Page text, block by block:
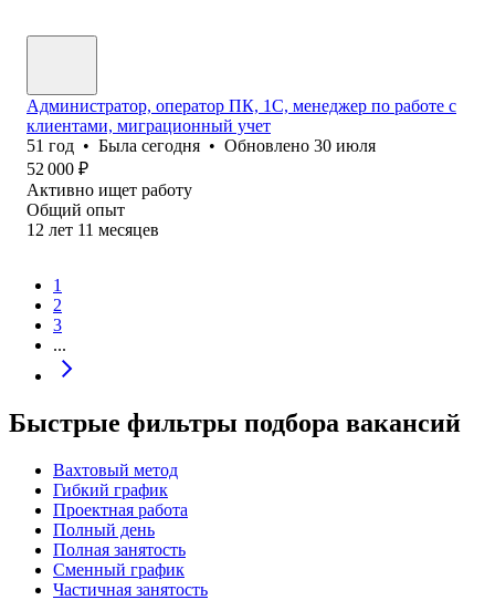
Администратор, оператор ПК, 1С, менеджер по работе с
клиентами, миграционный учет
51 год • Была сегодня • Обновлено 30 июля
52 000 ₽
Активно ищет работу
Общий опыт
12 лет 11 месяцев
1
2
3
...
Быстрые фильтры подбора вакансий
Вахтовый метод
Гибкий график
Проектная работа
Полный день
Полная занятость
Сменный график
Частичная занятость